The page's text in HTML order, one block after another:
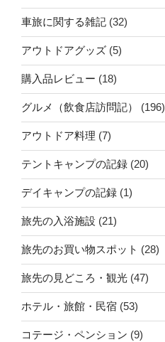
車旅に関する雑記 (32)
アウトドアグッズ (5)
購入品レビュー (18)
グルメ（飲食店訪問記） (196)
アウトドア料理 (7)
テントキャンプの記録 (20)
デイキャンプの記録 (1)
旅先の入浴施設 (21)
旅先のお買い物スポット (28)
旅先の見どころ・観光 (47)
ホテル・旅館・民宿 (53)
コテージ・ペンション (9)